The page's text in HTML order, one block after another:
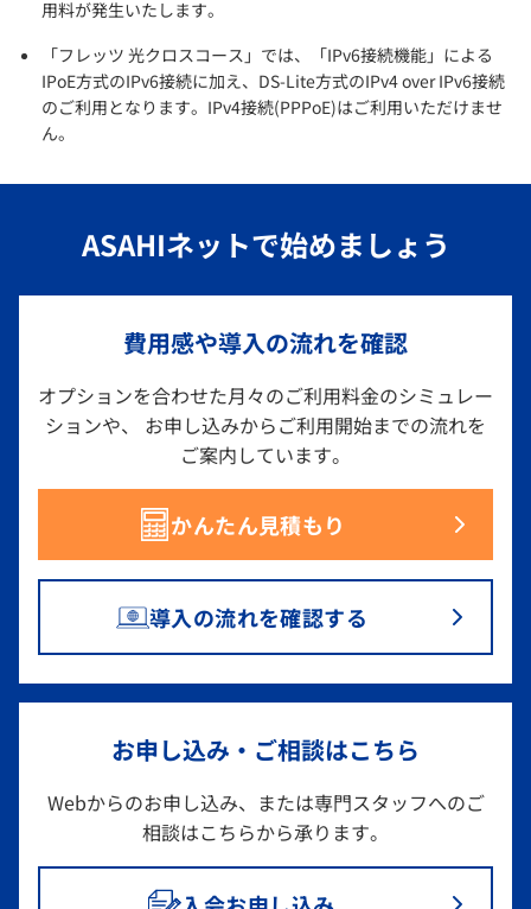
用料が発生いたします。
「フレッツ 光クロスコース」では、「IPv6接続機能」による
IPoE方式のIPv6接続に加え、DS-Lite方式のIPv4 over IPv6接続
のご利用となります。IPv4接続(PPPoE)はご利用いただけませ
ん。
ASAHIネットで始めましょう
費用感や導入の流れを確認
オプションを合わせた月々のご利用料金のシミュレー
ションや、
お申し込みからご利用開始までの流れを
ご案内しています。
かんたん見積もり
導入の流れを確認する
お申し込み・ご相談はこちら
Webからのお申し込み、または専門スタッフへのご
相談はこちらから承ります。